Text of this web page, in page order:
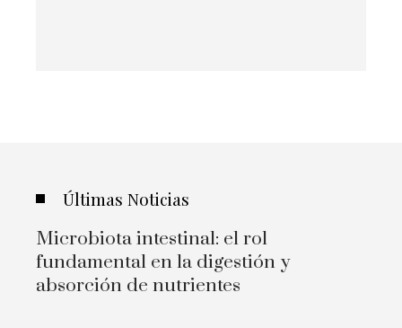
Últimas Noticias
Microbiota intestinal: el rol
fundamental en la digestión y
absorción de nutrientes